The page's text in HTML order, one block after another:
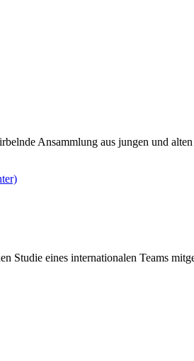
Ansammlung aus jungen und
Studie eines internationalen Teams